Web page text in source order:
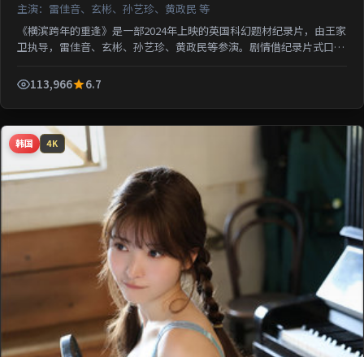
主演： 雷佳音、玄彬、孙艺珍、黄政民 等
《横滨跨年的重逢》是一部2024年上映的英国科幻题材纪录片，由王家
卫执导，雷佳音、玄彬、孙艺珍、黄政民等参演。剧情借纪录片式口吻
113,966
6.7
韩国 4K